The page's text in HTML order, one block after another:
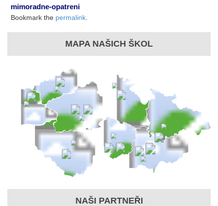
mimoradne-opatreni
Bookmark the permalink
MAPA NAŠICH ŠKOL
NAŠI PARTNEŘI